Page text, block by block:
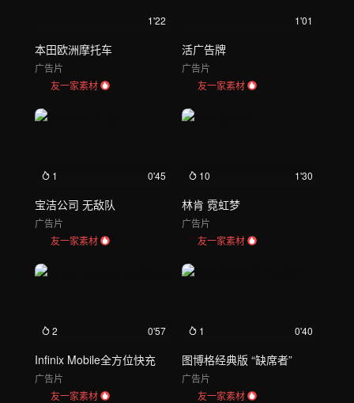
1'22
本田欧洲摩托车
广告片
友一家素材
1'01
活广告牌
广告片
友一家素材
1 0'45
宝洁公司 无敌队
广告片
友一家素材
10 1'30
林肯 霓虹梦
广告片
友一家素材
2 0'57
Infinix Mobile全方位快充
广告片
友一家素材
1 0'40
图博格经典版 “缺席者”
广告片
友一家素材